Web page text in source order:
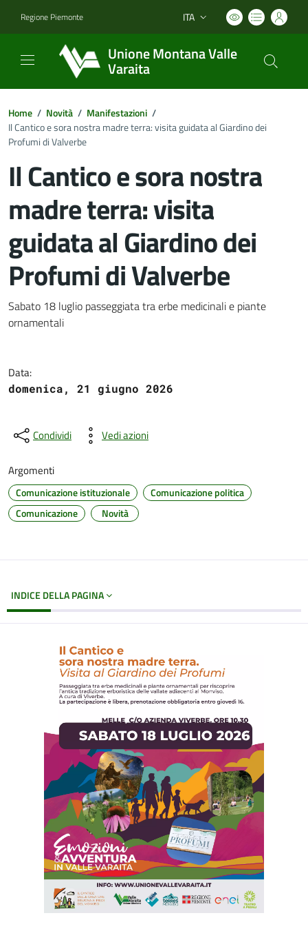
Regione Piemonte Lingua attiva:
ITA
Unione Montana Valle
Varaita
Home / Novità / Manifestazioni /
Il Cantico e sora nostra madre terra: visita guidata al Giardino dei
Profumi di Valverbe
Il Cantico e sora nostra
madre terra: visita
guidata al Giardino dei
Profumi di Valverbe
Dettagli del documento
Sabato 18 luglio passeggiata tra erbe medicinali e piante
ornamentali
Data:
domenica, 21 giugno 2026
Condividi Vedi azioni
Argomenti
Comunicazione istituzionale
Comunicazione politica
Comunicazione
Novità
INDICE DELLA PAGINA